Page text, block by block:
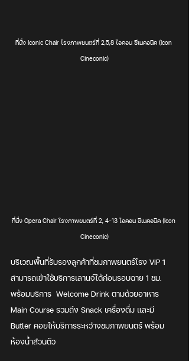
ที่นั่ง Iconic Chair โรงภาพยนตร์ที่ 2,5,8 ไอคอน ซีเนคอนิค (Icon
Cineconic)
ที่นั่ง Opera Chair โรงภาพยนตร์ที่ 2, 4-13 ไอคอน ซีเนคอนิค (Icon
Cineconic)
บริเวณพื้นที่รับรองลูกค้าที่ชมภาพยนตร์โรง VIP 1
สามารถเข้าใช้บริการเลานจ์ได้ก่อนรอบฉาย 1 ชม.
พร้อมบริการ  Welcome Drink ตามด้วยอาหาร
Main Course รวมถึง Snack เครื่องดื่ม และมี
Butler คอยให้บริการระหว่างชมภาพยนตร์ พร้อม
ห้องน้ำส่วนตัว